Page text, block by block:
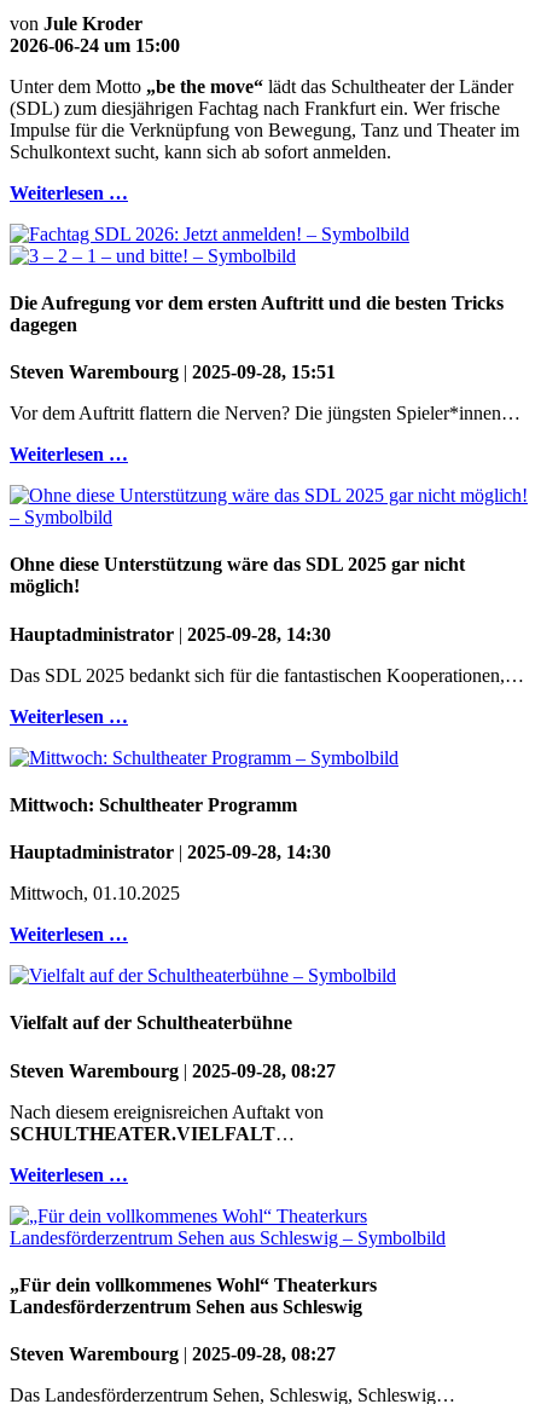
von Jule Kroder
2026-06-24 um 15:00
Unter dem Motto „be the move“ lädt das Schultheater der Länder
(SDL) zum diesjährigen Fachtag nach Frankfurt ein. Wer frische
Impulse für die Verknüpfung von Bewegung, Tanz und Theater im
Schulkontext sucht, kann sich ab sofort anmelden.
Weiterlesen …
Die Aufregung vor dem ersten Auftritt und die besten Tricks
dagegen
Steven Warembourg | 2025-09-28, 15:51
Vor dem Auftritt flattern die Nerven? Die jüngsten Spieler*innen…
Weiterlesen …
Ohne diese Unterstützung wäre das SDL 2025 gar nicht
möglich!
Hauptadministrator | 2025-09-28, 14:30
Das SDL 2025 bedankt sich für die fantastischen Kooperationen,…
Weiterlesen …
Mittwoch: Schultheater Programm
Hauptadministrator | 2025-09-28, 14:30
Mittwoch, 01.10.2025
Weiterlesen …
Vielfalt auf der Schultheaterbühne
Steven Warembourg | 2025-09-28, 08:27
Nach diesem ereignisreichen Auftakt von
SCHULTHEATER.VIELFALT…
Weiterlesen …
„Für dein vollkommenes Wohl“ Theaterkurs
Landesförderzentrum Sehen aus Schleswig
Steven Warembourg | 2025-09-28, 08:27
Das Landesförderzentrum Sehen, Schleswig, Schleswig…